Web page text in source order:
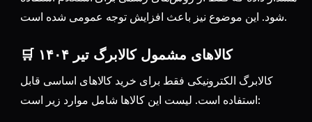
شود. این موضوع نیز باعث افزایش توجه عمومی شده است.
🛒 کالاهای مشمول کالابرگ تیر ۱۴۰۴
کالابرگ الکترونیکی فقط برای خرید کالاهای اساسی قابل
استفاده است. لیست این کالاها شامل موارد زیر است: